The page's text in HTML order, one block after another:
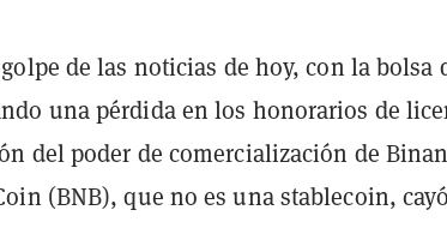
de las noticias de hoy, con la bolsa
una pérdida en los honorarios de
del poder de comercialización de
(BNB), que no es una stablecoin,